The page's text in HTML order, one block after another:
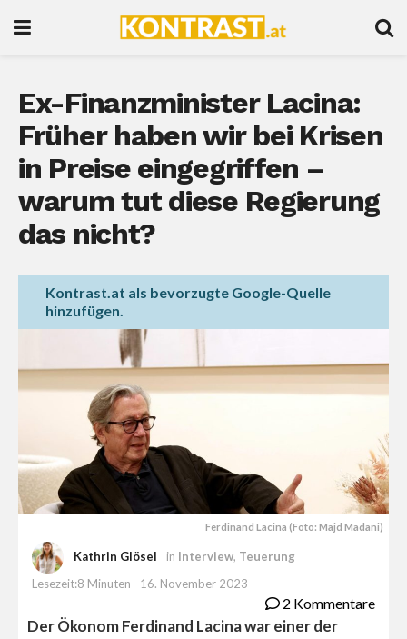
Ex-Finanzminister Lacina:
Früher haben wir bei Krisen
in Preise eingegriffen –
warum tut diese Regierung
das nicht?
Kontrast.at als bevorzugte Google-Quelle
hinzufügen.
Ferdinand Lacina (Foto: Majd Madani)
Kathrin Glösel in Interview, Teuerung
Lesezeit:8 Minuten
16. November 2023
2 Kommentare
Der Ökonom Ferdinand Lacina war einer der